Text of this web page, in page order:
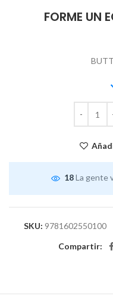
FORME UN
18 La gente
SKU: 9781602550100
Compartir: